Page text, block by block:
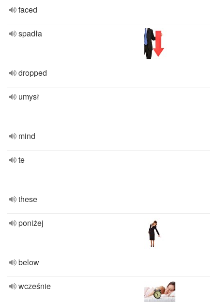
faced
spadła
dropped
umysł
mind
te
these
poniżej
below
wcześnie